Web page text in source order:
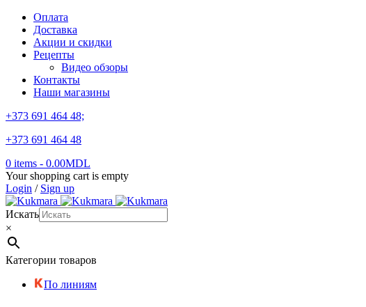
Оплата
Доставка
Акции и скидки
Рецепты
Видео обзоры
Контакты
Наши магазины
+373 691 464 48;
+373 691 464 48
0 items - 0.00MDL
Your shopping cart is empty
Login / Sign up
Искать
×
Категории товаров
По линиям